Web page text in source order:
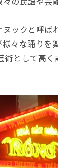
ックと呼
々な踊り
術として高